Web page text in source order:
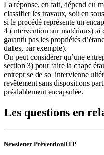
La réponse, en fait, dépend du
classifier les travaux, soit en
si le procédé représente un
4 (intervention sur matériaux) si
garantit pas les propriétés
dalles, par exemple).
On peut considérer qu’une
section 3) pour faire la chape
entreprise de sol intervienne
revêtement sans dispositions
préalablement encapsulée.
Les questions en
Newsletter PréventionBTP